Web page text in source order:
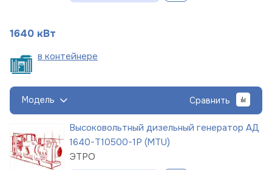
1640 кВт
в контейнере
Модель Сравнить
Высоковольтный дизельный генератор АД
1640-Т10500-1Р (MTU)
ЭТРО